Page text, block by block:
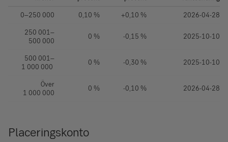
0–250 000 0,10 % +0,10 % 2026-04-28
250 001–
500 000
0 % -0,15 % 2025-10-10
500 001–
1 000 000
0 % -0,30 % 2025-10-10
Över
1 000 000
0 % -0,10 % 2026-04-28
Placeringskonto